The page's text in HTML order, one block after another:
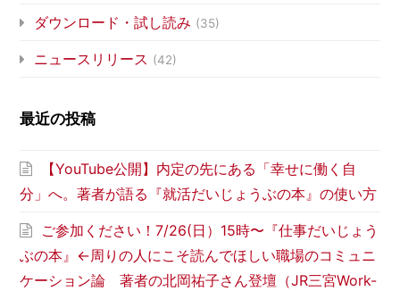
ダウンロード・試し読み (35)
ニュースリリース (42)
最近の投稿
【YouTube公開】内定の先にある「幸せに働く自
分」へ。著者が語る『就活だいじょうぶの本』の使い方
ご参加ください！7/26(日）15時〜『仕事だいじょう
ぶの本』←周りの人にこそ読んでほしい職場のコミュニ
ケーション論 著者の北岡祐子さん登壇（JR三宮Work-